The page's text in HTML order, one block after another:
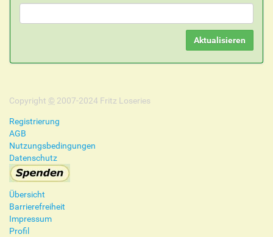
Copyright © 2007-2024 Fritz Loseries
Registrierung
AGB
Nutzungsbedingungen
Datenschutz
Übersicht
Barrierefreiheit
Impressum
Profil